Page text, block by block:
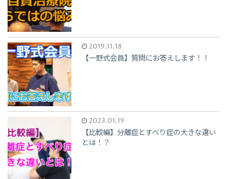
2019.11.18
【一野式会員】質問にお答えします！！
2023.01.19
【比較編】分離症とすべり症の大きな違い
とは！？